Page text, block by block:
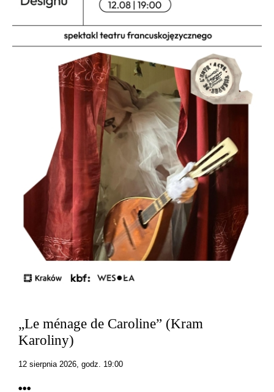
„Le ménage de Caroline” (Kram
Karoliny)
12 sierpnia 2026, godz. 19:00